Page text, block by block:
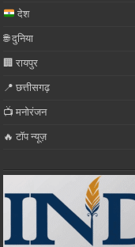
देश
🌐 दुनिया
🏢 रायपुर
📍 छत्तीसगढ़
📺 मनोरंजन
🔥 टॉप न्यूज़